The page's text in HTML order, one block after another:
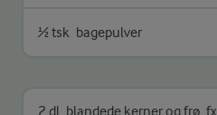
½ tsk bagepulver
2 dl blandede kerner og frø, fx